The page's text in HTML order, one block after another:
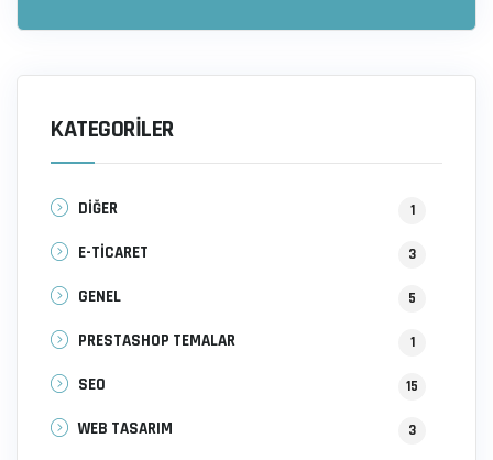
KATEGORILER
DİĞER 1
E-TİCARET 3
GENEL 5
PRESTASHOP TEMALAR 1
SEO 15
WEB TASARIM 3